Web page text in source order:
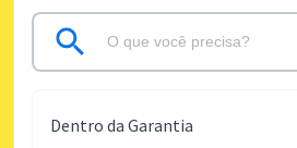
Dentro da Garantia